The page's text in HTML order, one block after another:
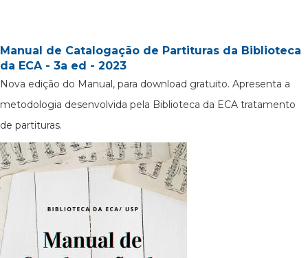
Manual de Catalogação de Partituras da Biblioteca
da ECA - 3a ed - 2023
Nova edição do Manual, para download gratuito. Apresenta a
metodologia desenvolvida pela Biblioteca da ECA tratamento
de partituras.